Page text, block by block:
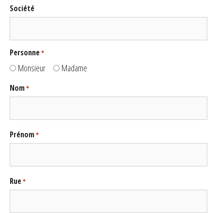
Société
Personne*
Monsieur Madame
Nom*
Prénom*
Rue*